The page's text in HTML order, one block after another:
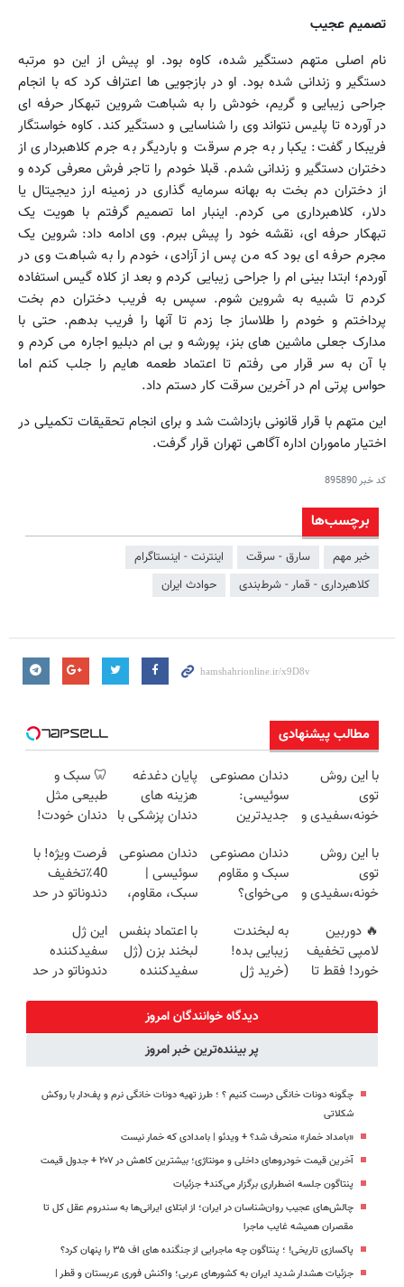
تصمیم عجیب
نام اصلی متهم دستگیر شده، ‌کاوه بود. او پیش از این دو مرتبه
دستگیر و زندانی شده بود. او در بازجویی ها اعتراف کرد که با انجام
جراحی زیبایی و گریم، خودش را به شباهت شروین تبهکار حرفه ای
در آورده تا پلیس نتواند وی را شناسایی و دستگیر کند. کاوه خواستگار
فریبکار گفت: یکبار به جرم سرقت و باردیگر به جرم کلاهبرداری از
دختران دستگیر و زندانی شدم. قبلا خودم را تاجر فرش معرفی کرده و
از دختران دم بخت به بهانه سرمایه گذاری در زمینه ارز دیجیتال یا
دلار، کلاهبرداری می کردم. اینبار اما تصمیم گرفتم با هویت یک
تبهکار حرفه ای، نقشه خود را پیش ببرم. وی ادامه داد: شروین یک
مجرم حرفه ای بود که من پس از آزادی، خودم را به شباهت وی در
آوردم؛ ابتدا بینی ام را جراحی زیبایی کردم و بعد از کلاه گیس استفاده
کردم تا شبیه به شروین شوم. سپس به فریب دختران دم بخت
پرداختم و خودم را طلاساز جا زدم تا آنها را فریب بدهم. حتی با
مدارک جعلی ماشین های بنز، پورشه و بی ام دبلیو اجاره می کردم و
با آن به سر قرار می رفتم تا اعتماد طعمه هایم را جلب کنم اما
حواس پرتی ام در آخرین سرقت کار دستم داد.
این متهم با قرار قانونی بازداشت شد و برای انجام تحقیقات تکمیلی در
اختیار ماموران اداره آگاهی تهران قرار گرفت.
کد خبر895890
برچسب‌ها
خبر مهم سارق - سرقت
اینترنت - اینستاگرام
کلاهبرداری - قمار - شرط‌بندی
حوادث ایران
مطالب پیشنهادی
با این روش
توی
خونه،سفیدی و
برگردون(40%off)
دندان مصنوعی
سوئیسی:
جدیدترین
سبک و مقاوم |
پرداخت قسطی
پایان دغدغه
هزینه های
دندان پزشکی با
کننده خانگی
🦷 سبک و
طبیعی مثل
دندان خودت!
پرداخت
اقساطی 💳 📍
تهران
با این روش
توی
خونه،سفیدی و
برگردون
(40%off)
دندان مصنوعی
سبک و مقاوم
می‌خوای؟
اقساطی هم
داریم!😍 | 📍
تهران
دندان مصنوعی
سوئیسی |
سبک، مقاوم،
رایگان+پرداخت
اقساطی😍
فرصت ویژه! با
40٪تخفیف
دندوناتو در حد
سفید کن
🔥 دوربین
لامپی تخفیف
خورد! فقط تا
به لبخندت
زیبایی بده!
(خرید ژل
با40%تخفیف)
با اعتماد بنفس
لبخند بزن (ژل
سفیدکننده
این ژل
سفیدکننده
دندوناتو در حد
دیدگاه خوانندگان امروز
پر بیننده‌ترین خبر امروز
چگونه دونات خانگی درست کنیم ؟ ؛ طرز تهیه دونات خانگی نرم و پف‌دار با روکش
شکلاتی
«بامداد خمار» منحرف شد؟ + ویدئو | بامدادی که خمار نیست
آخرین قیمت خودروهای داخلی و مونتاژی؛‌ بیشترین کاهش در ۲۰۷ + جدول قیمت
پنتاگون جلسه اضطراری برگزار می‌کند+ جزئیات
چالش‌های عجیب روان‌شناسان در ایران؛ از ابتلای ایرانی‌ها به سندروم عقل کل تا
مقصران همیشه غایب ماجرا
پاکسازی تاریخی! ؛ پنتاگون چه ماجرایی از جنگنده های اف ۳۵ را پنهان کرد؟
جزئیات هشدار شدید ایران به کشورهای عربی؛ واکنش فوری عربستان و قطر |